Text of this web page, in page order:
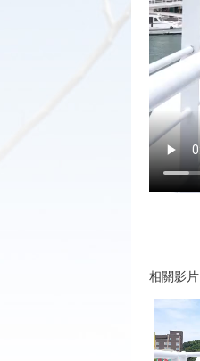
相關影片